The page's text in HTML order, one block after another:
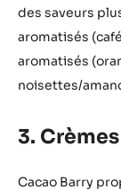
des saveurs
aromatisés
aromatisés
noisettes/
3.
Cacao Barry